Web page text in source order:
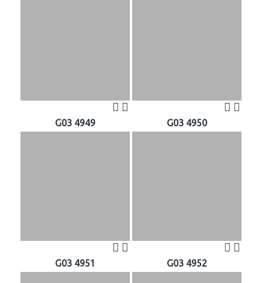
G03 4949 G03 4950
G03 4951 G03 4952